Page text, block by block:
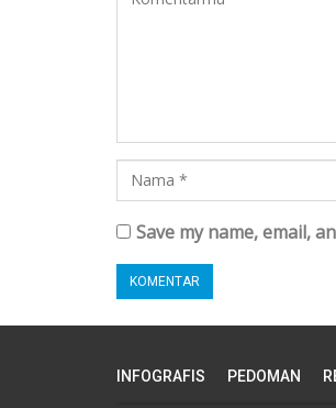
Save my name, email,
INFOGRAFIS PEDOMAN